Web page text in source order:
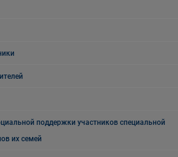
поддержки участников специальной
их семей